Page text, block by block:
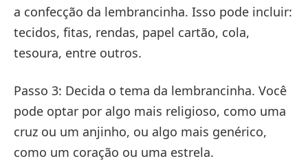
a confecção da lembrancinha. Isso pode incluir:
tecidos, fitas, rendas, papel cartão, cola,
tesoura, entre outros.
Passo 3: Decida o tema da lembrancinha. Você
pode optar por algo mais religioso, como uma
cruz ou um anjinho, ou algo mais genérico,
como um coração ou uma estrela.